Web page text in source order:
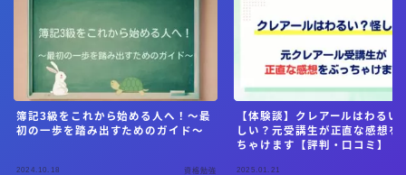
簿記3級をこれから始める人へ！〜最
初の一歩を踏み出すためのガイド〜
2024.10.18 資格勉強
【体験談】クレアールはわるい
しい？元受講生が正直な感想を
ちゃけます【評判・口コミ】
2025.01.21